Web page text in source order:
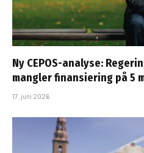
Ny CEPOS-analyse:
mangler finansiering på 5
17. juni 2026